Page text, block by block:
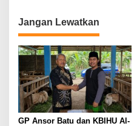
n
Jangan Lewatkan
GP Ansor Batu dan KBIHU Al-